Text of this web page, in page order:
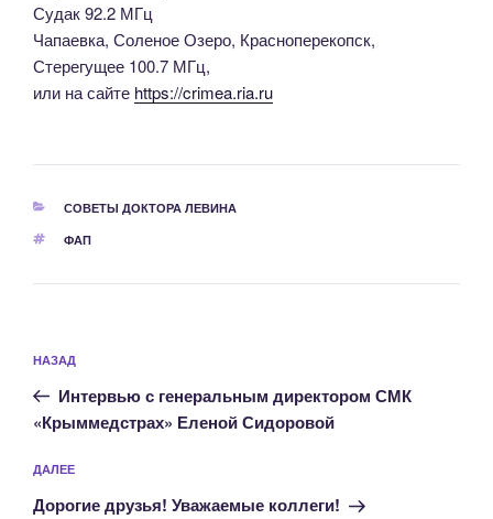
Судак 92.2 МГц
Чапаевка, Соленое Озеро, Красноперекопск,
Стерегущее 100.7 МГц,
или на сайте https://crimea.ria.ru
РУБРИКИ
СОВЕТЫ ДОКТОРА ЛЕВИНА
МЕТКИ
ФАП
по
записям
Предыдущая
запись:
НАЗАД
Интервью с генеральным директором СМК
«Крыммедстрах» Еленой Сидоровой
Следующая
запись
ДАЛЕЕ
Дорогие друзья! Уважаемые коллеги!